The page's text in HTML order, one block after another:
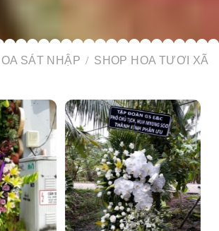
SÁT NHẬP SHOP HOA TƯƠI XÃ